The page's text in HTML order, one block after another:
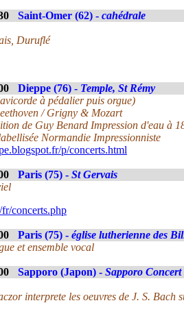
Saint-Omer (62) - cahédrale
Duruflé
Dieppe (76) - Temple, St Rémy
à pédalier puis orgue)
/ Grigny & Mozart
de Guy Benard Impression d'eau à
Normandie Impressionniste
p/concerts.html
Paris (75) - St Gervais
concerts.php
Paris (75) - église lutherienne des
et ensemble vocal
Sapporo (Japon) - Sapporo
interprete les oeuvres de J. S. Bach